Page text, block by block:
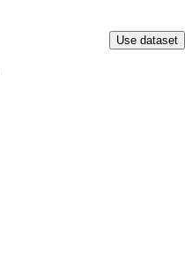
Use dataset